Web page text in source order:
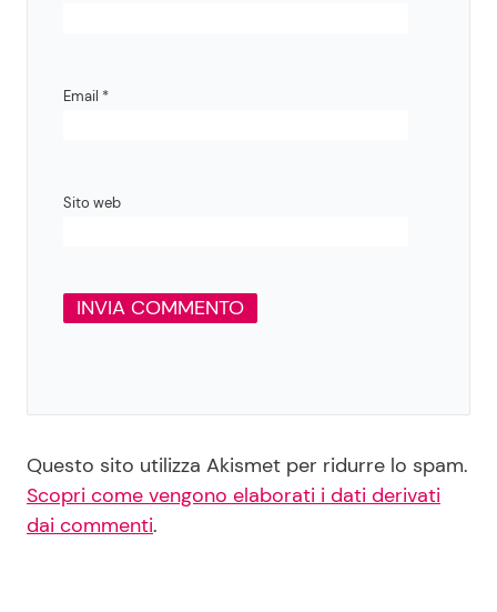
Email *
Sito web
Questo sito utilizza Akismet per ridurre lo spam.
Scopri come vengono elaborati i dati derivati
dai commenti.